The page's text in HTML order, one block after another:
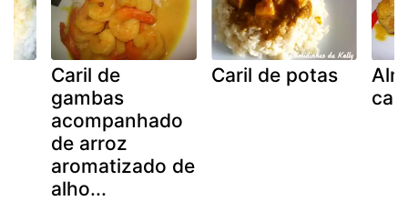
Caril de
gambas
acompanhado
de arroz
aromatizado de
alho...
Caril de potas